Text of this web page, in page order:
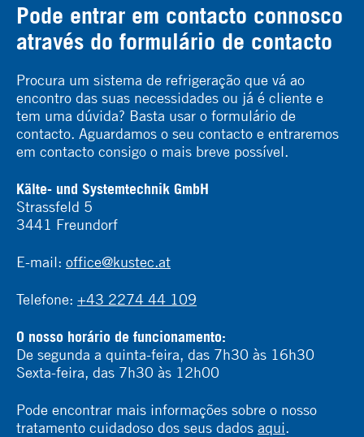
Pode entrar em contacto connosco
através do formulário de contacto
Procura um sistema de refrigeração que vá ao
encontro das suas necessidades ou já é cliente e
tem uma dúvida? Basta usar o formulário de
contacto. Aguardamos o seu contacto e entraremos
em contacto consigo o mais breve possível.
Kälte- und Systemtechnik GmbH
Strassfeld 5
3441 Freundorf
E-mail: office@kustec.at
Telefone: +43 2274 44 109
O nosso horário de funcionamento:
De segunda a quinta-feira, das 7h30 às 16h30
Sexta-feira, das 7h30 às 12h00
Pode encontrar mais informações sobre o nosso
tratamento cuidadoso dos seus dados aqui.